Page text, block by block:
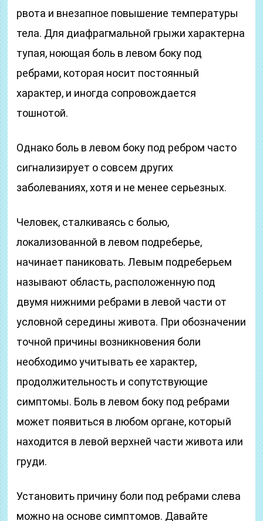
рвота и внезапное повышение температуры
тела. Для диафрагмальной грыжи характерна
тупая, ноющая боль в левом боку под
ребрами, которая носит постоянный
характер, и иногда сопровождается
тошнотой.
Однако боль в левом боку под ребром часто
сигнализирует о совсем других
заболеваниях, хотя и не менее серьезных.
Человек, сталкиваясь с болью,
локализованной в левом подреберье,
начинает паниковать. Левым подреберьем
называют область, расположенную под
двумя нижними ребрами в левой части от
условной середины живота. При обозначении
точной причины возникновения боли
необходимо учитывать ее характер,
продолжительность и сопутствующие
симптомы. Боль в левом боку под ребрами
может появиться в любом органе, который
находится в левой верхней части живота или
груди.
Установить причину боли под ребрами слева
можно на основе симптомов. Давайте